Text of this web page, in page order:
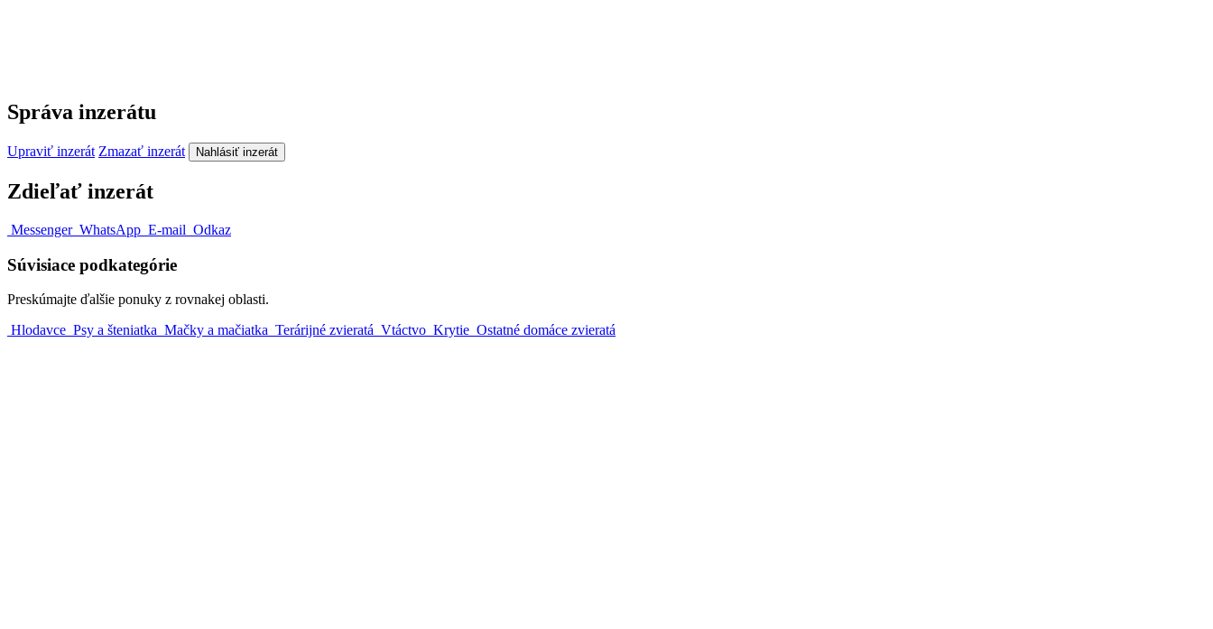
Správa inzerátu
Upraviť inzerát Zmazať inzerát Nahlásiť inzerát
Zdieľať inzerát
Messenger WhatsApp E-mail Odkaz
Súvisiace podkategórie
Preskúmajte ďalšie ponuky z rovnakej oblasti.
Hlodavce Psy a šteniatka Mačky a mačiatka Terárijné zvieratá Vtáctvo Krytie Ostatné domáce zvieratá